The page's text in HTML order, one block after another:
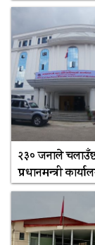
२३० जनाले
प्रधानमन्त्री